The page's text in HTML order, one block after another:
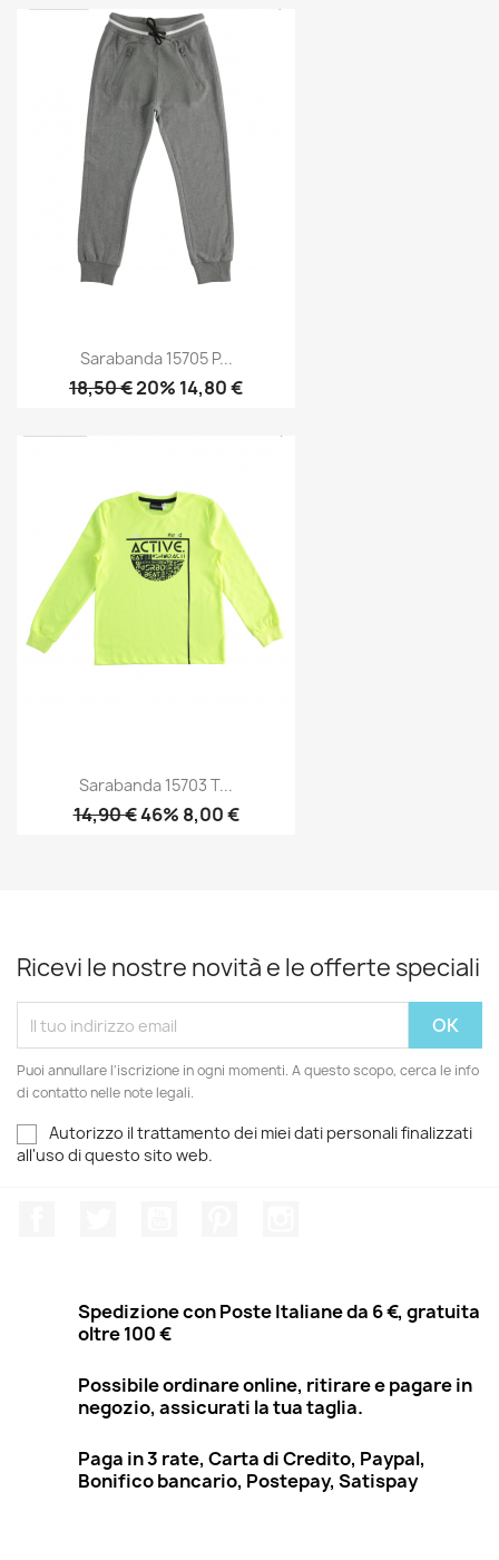
Sarabanda 15705 P...
18,50 €20% 14,80 €
Sarabanda 15703 T...
14,90 €46% 8,00 €
Ricevi le nostre novità e le offerte speciali
Puoi annullare l'iscrizione in ogni momenti. A questo scopo, cerca le info
di contatto nelle note legali.
Autorizzo il trattamento dei miei dati personali finalizzati
all'uso di questo sito web.
Spedizione con Poste Italiane da 6 €, gratuita
oltre 100 €
Possibile ordinare online, ritirare e pagare in
negozio, assicurati la tua taglia.
Paga in 3 rate, Carta di Credito, Paypal,
Bonifico bancario, Postepay, Satispay